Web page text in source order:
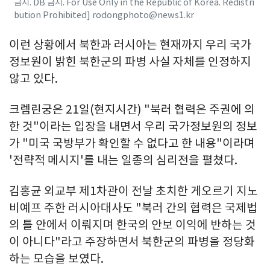
금지. DB 금지. For Use Only in the Republic of Korea. Redistri
bution Prohibited] rodongphoto@news1.kr
이런 상황에서 북한과 러시아는 현재까지 우리 국가
정보원이 밝힌 북한군의 파병 사실 자체를 인정하지
않고 있다.
크렘린궁은 21일(현지시간) "북러 협력은 주권에 의
한 것"이라는 입장을 내면서 우리 국가정보원의 정보
가 "미국 국방부가 확인할 수 없다고 한 내용"이라며
'전략적 메시지'를 내는 일종의 심리전을 펼쳤다.
김홍균 외교부 제1차관이 전날 초치한 게오르기 지노
비예프 주한 러시아대사도 "북러 간의 협력은 국제법
의 틀 안에서 이뤄지며 한국의 안보 이익에 반하는 것
이 아니다"라고 주장하면서 북한군의 파병을 정당화
하는 모습을 보였다.